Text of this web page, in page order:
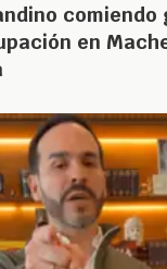
comiendo
en